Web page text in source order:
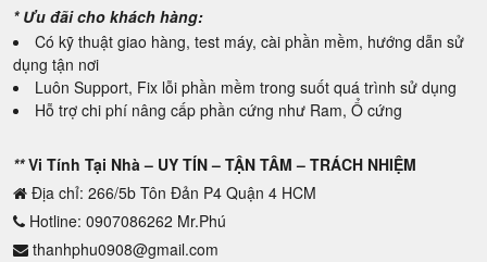
* Ưu đãi cho khách hàng:
Có kỹ thuật giao hàng, test máy, cài phần mềm, hướng dẫn sử
dụng tận nơi
Luôn Support, Fix lỗi phần mềm trong suốt quá trình sử dụng
Hỗ trợ chi phí nâng cấp phần cứng như Ram, Ổ cứng
**Vi Tính Tại Nhà – UY TÍN – TẬN TÂM – TRÁCH NHIỆM
Địa chỉ: 266/5b Tôn Đản P4 Quận 4 HCM
Hotline: 0907086262 Mr.Phú
thanhphu0908@gmail.com